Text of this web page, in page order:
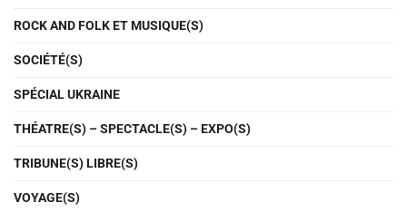
ROCK AND FOLK ET MUSIQUE(S)
SOCIÉTÉ(S)
SPÉCIAL UKRAINE
THÉATRE(S) – SPECTACLE(S) – EXPO(S)
TRIBUNE(S) LIBRE(S)
VOYAGE(S)